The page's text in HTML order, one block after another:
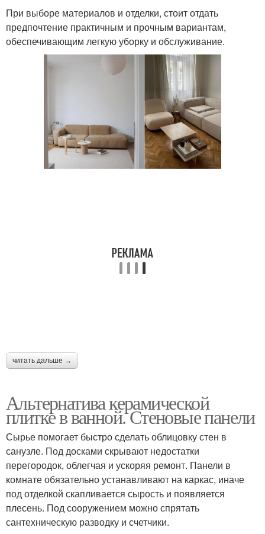
При выборе материалов и отделки, стоит отдать
предпочтение практичным и прочным вариантам,
обеспечивающим легкую уборку и обслуживание.
читать дальше →
Альтернатива керамической
плитке в ванной. Стеновые панели
Сырье помогает быстро сделать облицовку стен в
санузле. Под досками скрывают недостатки
перегородок, облегчая и ускоряя ремонт. Панели в
комнате обязательно устанавливают на каркас, иначе
под отделкой скапливается сырость и появляется
плесень. Под сооружением можно спрятать
сантехническую разводку и счетчики.